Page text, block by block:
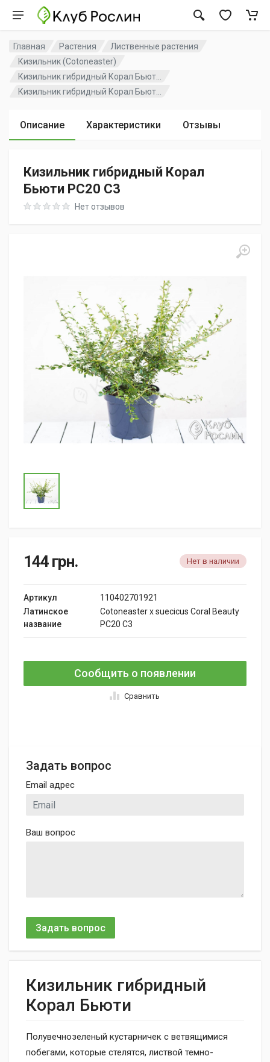
Главная Растения
Лиственные растения
Кизильник (Cotoneaster)
Кизильник гибридный Корал Бьют...
Кизильник гибридный Корал Бьют...
Описание Характеристики Отзывы
Кизильник гибридный Корал
Бьюти PC20 C3
Rating: 0 out of 5Нет отзывов
144 грн. Нет в наличии
Артикул
110402701921
Латинское
название
Cotoneaster x suecicus Coral Beauty
PC20 C3
Сообщить о появлении
Сравнить
Задать вопрос
Email адрес
Ваш вопрос
Задать вопрос
Кизильник гибридный
Корал Бьюти
Полувечнозеленый кустарничек с ветвящимися
побегами, которые стелятся, листвой темно-